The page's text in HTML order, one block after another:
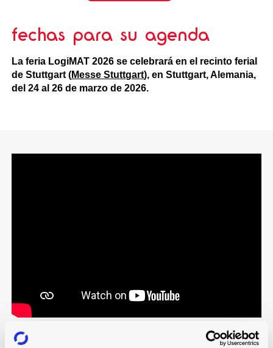
fechas para su agenda
La feria LogiMAT 2026 se celebrará en el recinto ferial
de Stuttgart (Messe Stuttgart), en Stuttgart, Alemania,
del 24 al 26 de marzo de 2026.